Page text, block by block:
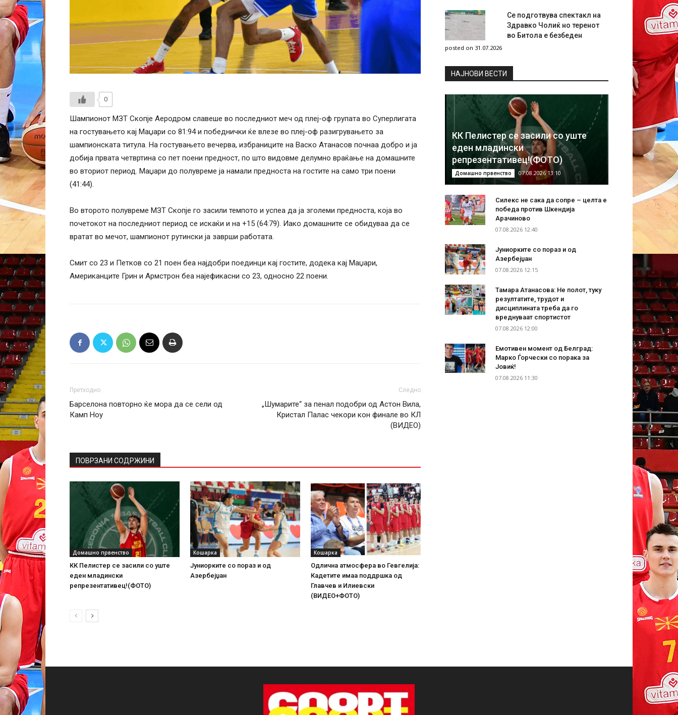
0
Шампионот МЗТ Скопје Аеродром славеше во последниот меч од плеј-оф групата во Суперлигата
на гостувањето кај Маџари со 81:94 и победнички ќе влезе во плеј-оф разигрувањето за
шампионската титула. На гостувањето вечерва, избраниците на Васко Атанасов почнаа добро и ја
добија првата четвртина со пет поени предност, по што видовме делумно враќање на домашните
во вториот период. Маџари до полувреме ја намали предноста на гостите на само три поени
(41:44).
Во второто полувреме МЗТ Скопје го засили темпото и успеа да ја зголеми предноста, која во
почетокот на последниот период се искаќи и на +15 (64:79). Иако домашните се обидуваа да се
вратат во мечот, шампионот рутински ја заврши работата.
Смит со 23 и Петков со 21 поен беа најдобри поединци кај гостите, додека кај Маџари,
Американците Грин и Армстрон беа најефикасни со 23, односно 22 поени.
Претходно
Барселона повторно ќе мора да се сели од
Камп Ноу
Следно
„Шумарите“ за пенал подобри од Астон Вила,
Кристал Палас чекори кон финале во КЛ
(ВИДЕО)
ПОВРЗАНИ СОДРЖИНИ
Домашно првенство
КК Пелистер се засили со уште
еден младински
репрезентативец!(ФОТО)
Кошарка
Јуниорките со пораз и од
Азербејџан
Кошарка
Одлична атмосфера во Гевгелија:
Кадетите имаа поддршка од
Главчев и Илиевски
(ВИДЕО+ФОТО)
Се подготвува спектакл на
Здравко Чолиќ но теренот
во Битола е безбеден
posted on 31.07.2026
НAЈНОВИ ВЕСТИ
КК Пелистер се засили со уште
еден младински
репрезентативец!(ФОТО)
Домашно првенство 07.08.2026 13:10
Силекс не сака да сопре – целта е
победа против Шкендија
Арачиново
07.08.2026 12:40
Јуниорките со пораз и од
Азербејџан
07.08.2026 12:15
Тамара Атанасова: Не полот, туку
резултатите, трудот и
дисциплината треба да го
вреднуваат спортистот
07.08.2026 12:00
Емотивен момент од Белград:
Марко Ѓорчески со порака за
Јовиќ!
07.08.2026 11:30